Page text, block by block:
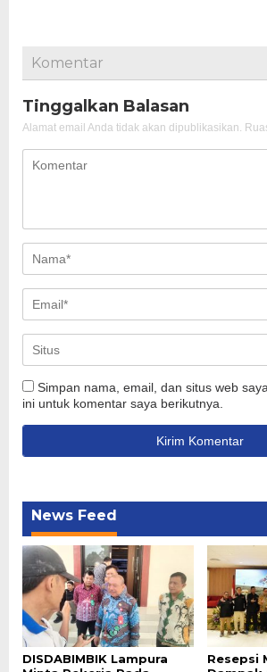
Komentar
Tinggalkan Balasan
Alamat email Anda tidak akan dipublikasikan.
Simpan nama, email, dan situs web
ini untuk komentar saya berikutnya.
News Feed
DISDABIMBIK Lampura
Resepsi